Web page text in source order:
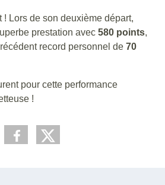
! Lors de son deuxième départ,
prestation avec 580 points,
record personnel de 70
pour cette performance
!